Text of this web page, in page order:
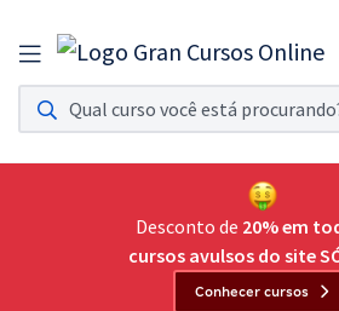
Assinatura Ilimitada 11
Acesso a todos os cursos. Teste grátis por 7 dias!
Assinatura OAB Até Passar
Acesso ilimitado a toda preparação para o Exame
Desconto de 20% em
cursos avulsos do site
Conhecer cursos